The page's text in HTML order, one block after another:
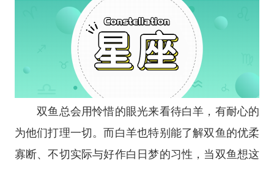
双鱼总会用怜惜的眼光来看待白羊，有耐心的
为他们打理一切。而白羊也特别能了解双鱼的优柔
寡断、不切实际与好作白日梦的习性，当双鱼想这